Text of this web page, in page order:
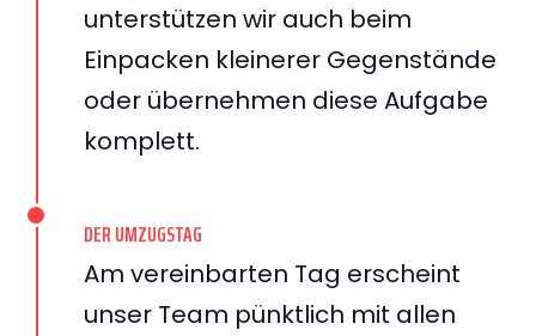
unterstützen wir auch beim
Einpacken kleinerer Gegenstände
oder übernehmen diese Aufgabe
komplett.
DER UMZUGSTAG
Am vereinbarten Tag erscheint
unser Team pünktlich mit allen